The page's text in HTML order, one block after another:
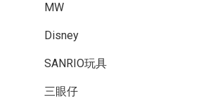
MW
Disney
SANRIO玩具
三眼仔